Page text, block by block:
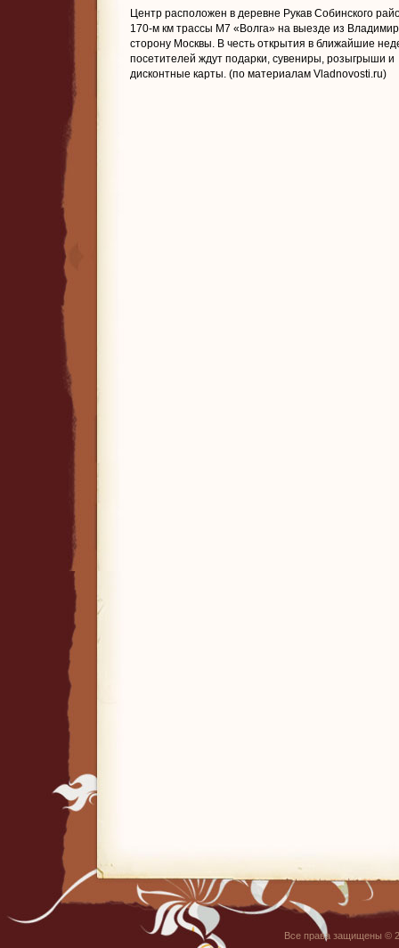
Центр расположен в деревне Рукав Собинского
170-м км трассы М7 «Волга» на выезде из
сторону Москвы. В честь открытия в ближайшие
посетителей ждут подарки, сувениры, розыгрыши и
дисконтные карты. (по материалам Vladnovosti.ru)
Все права защищены ©